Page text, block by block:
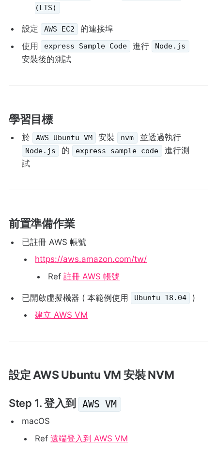
(LTS)
設定 AWS EC2
的連接埠
使用
express Sample Code 進行 Node.js
安裝後的測試
學習目標
於 AWS Ubuntu VM 安裝 nvm 並透過執行
Node.js 的 express sample code
進行測
試
前置準備作業
已註冊 AWS 帳號
https://aws.amazon.com/tw/
Ref註冊 AWS 帳號
已開啟虛擬機器 ( 本範例使用 Ubuntu 18.04
)
建立 AWS VM
設定 AWS Ubuntu VM 安裝 NVM
Step 1. 登入到 AWS VM
macOS
Ref遠端登入到 AWS VM